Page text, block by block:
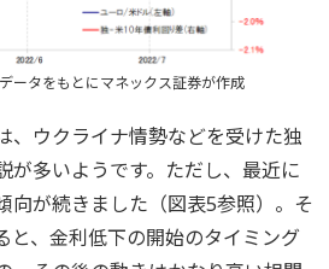
ータをもとにマネックス証券が作成
、ウクライナ情勢などを受けた独
が多いようです。ただし、最近に
向が続きました（図表5参照）。そ
と、金利低下の開始のタイミング